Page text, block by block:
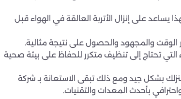
يساعد على إنزال الأتربة العالقة في الهواء قبل
والمجهود والحصول على نتيجة مثالية.
التي تحتاج إلى تنظيف متكرر للحفاظ على بيئة صحية
بشكل جيد ومع ذلك تبقى الاستعانة بـ شركة
بأحدث المعدات والتقنيات.